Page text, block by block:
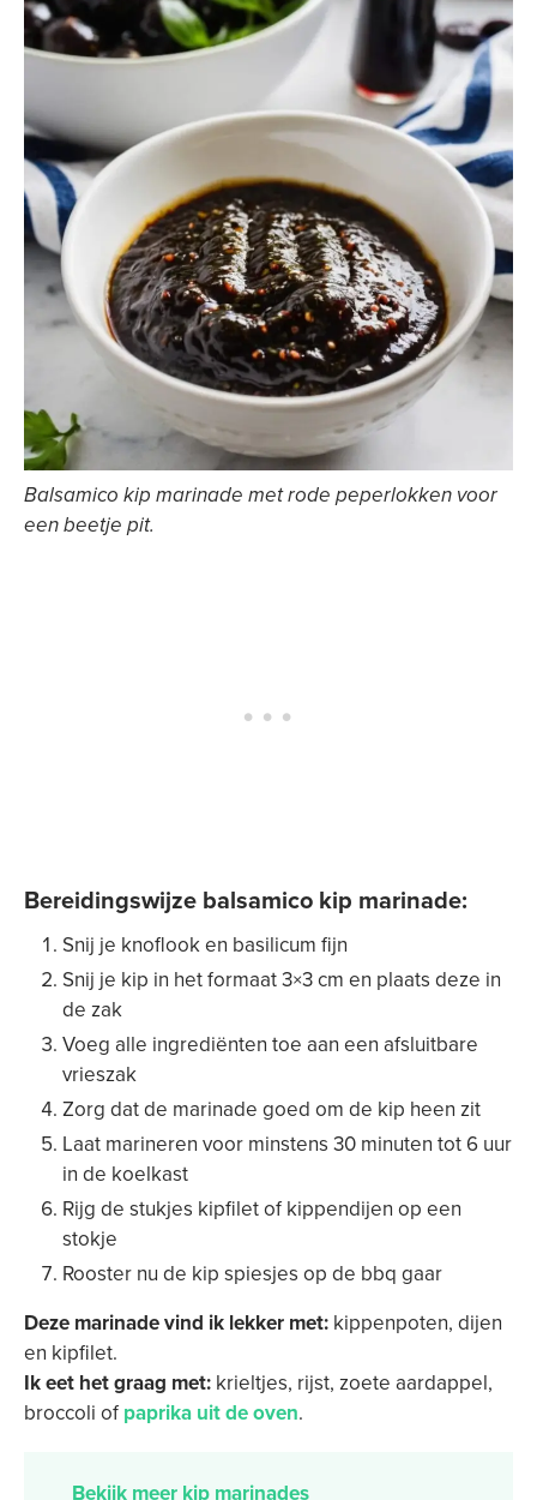
Balsamico kip marinade met rode peperlokken voor
een beetje pit.
Bereidingswijze balsamico kip marinade:
Snij je knoflook en basilicum fijn
Snij je kip in het formaat 3×3 cm en plaats deze in
de zak
Voeg alle ingrediënten toe aan een afsluitbare
vrieszak
Zorg dat de marinade goed om de kip heen zit
Laat marineren voor minstens 30 minuten tot 6 uur
in de koelkast
Rijg de stukjes kipfilet of kippendijen op een
stokje
Rooster nu de kip spiesjes op de bbq gaar
Deze marinade vind ik lekker met: kippenpoten, dijen
en kipfilet.
Ik eet het graag met: krieltjes, rijst, zoete aardappel,
broccoli of paprika uit de oven.
Bekijk meer kip marinades